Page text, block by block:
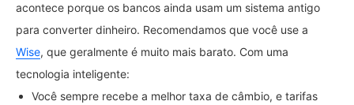
acontece porque os bancos ainda usam um sistema antigo
para converter dinheiro. Recomendamos que você use a
Wise, que geralmente é muito mais barato. Com uma
tecnologia inteligente:
Você sempre recebe a melhor taxa de câmbio, e tarifas